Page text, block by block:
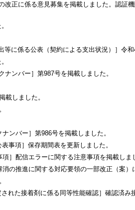
改正に係る意見募集を掲載しました。認証
に係る公表（契約による支出状況）］令和
ナンバー］第987号を掲載しました。
載しました。
ンバー］第986号を掲載しました。
事項］保存期間表を更新しました。
］配信エラーに関する注意事項を掲載しま
の推進に関する対応要領の一部改正（案）
れた接着剤に係る同等性能確認］確認済